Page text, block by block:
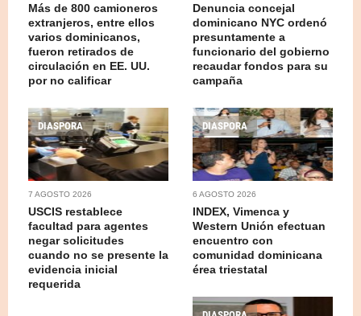
Más de 800 camioneros
extranjeros, entre ellos
varios dominicanos,
fueron retirados de
circulación en EE. UU.
por no calificar
Denuncia concejal
dominicano NYC ordenó
presuntamente a
funcionario del gobierno
recaudar fondos para su
campaña
DIASPORA
7 AGOSTO 2026
USCIS restablece
facultad para agentes
negar solicitudes
cuando no se presente la
evidencia inicial
requerida
DIASPORA
6 AGOSTO 2026
INDEX, Vimenca y
Western Unión efectuan
encuentro con
comunidad dominicana
érea triestatal